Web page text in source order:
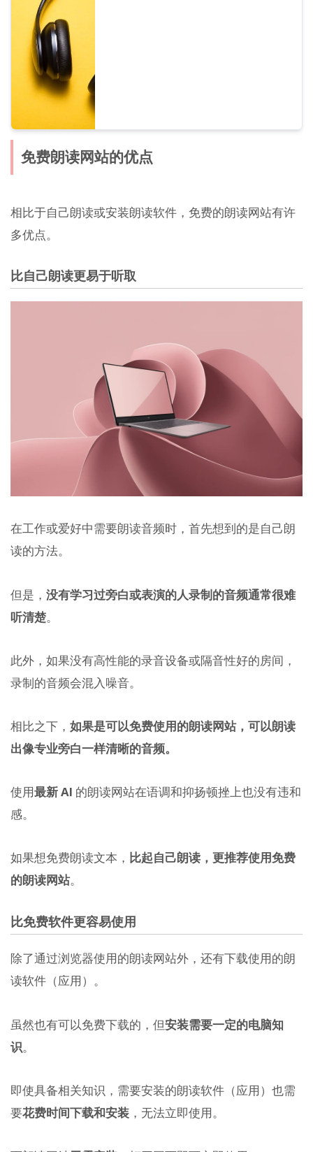
免费朗读网站的优点
相比于自己朗读或安装朗读软件，免费的朗读网站有许
多优点。
比自己朗读更易于听取
在工作或爱好中需要朗读音频时，首先想到的是自己朗
读的方法。
但是， 没有学习过旁白或表演的人录制的音频通常很难
听清楚。
此外，如果没有高性能的录音设备或隔音性好的房间，
录制的音频会混入噪音。
相比之下， 如果是可以免费使用的朗读网站，可以朗读
出像专业旁白一样清晰的音频。
使用最新 AI 的朗读网站在语调和抑扬顿挫上也没有违和
感。
如果想免费朗读文本， 比起自己朗读，更推荐使用免费
的朗读网站。
比免费软件更容易使用
除了通过浏览器使用的朗读网站外，还有下载使用的朗
读软件（应用）。
虽然也有可以免费下载的，但安装需要一定的电脑知
识。
即使具备相关知识，需要安装的朗读软件（应用）也需
要花费时间下载和安装 ，无法立即使用。